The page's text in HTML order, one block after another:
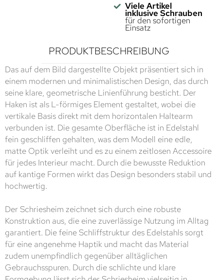
Viele Artikel
inklusive Schrauben
für den sofortigen
Einsatz
PRODUKTBESCHREIBUNG
Das auf dem Bild dargestellte Objekt präsentiert sich in
einem modernen und minimalistischen Design, das durch
seine klare, geometrische Linienführung besticht. Der
Haken ist als L-förmiges Element gestaltet, wobei die
vertikale Basis direkt mit dem horizontalen Haltearm
verbunden ist. Die gesamte Oberfläche ist in Edelstahl
fein geschliffen gehalten, was dem Modell eine edle,
matte Optik verleiht und es zu einem zeitlosen Accessoire
für jedes Interieur macht. Durch die bewusste Reduktion
auf kantige Formen wirkt das Design besonders stabil und
hochwertig.
Der Schriesheim zeichnet sich durch eine robuste
Konstruktion aus, die eine zuverlässige Nutzung im Alltag
garantiert. Die feine Schliffstruktur des Edelstahls sorgt
für eine angenehme Haptik und macht das Material
zudem unempfindlich gegenüber alltäglichen
Gebrauchsspuren. Durch die schlichte und klare